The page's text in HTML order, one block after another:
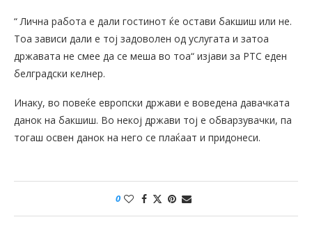
“ Лична работа е дали гостинот ќе остави бакшиш или не.
Тоа зависи дали е тој задоволен од услугата и затоа
државата не смее да се меша во тоа“ изјави за РТС еден
белградски келнер.
Инаку, во повеќе европски држави е воведена давачката
данок на бакшиш. Во некој држави тој е обварзувачки, па
тогаш освен данок на него се плаќаат и придонеси.
0